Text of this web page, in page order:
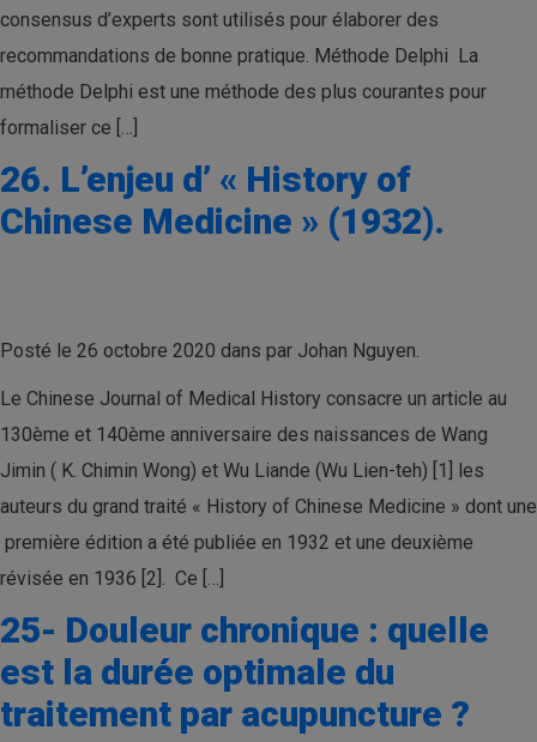
consensus d’experts sont utilisés pour élaborer des
recommandations de bonne pratique. Méthode Delphi La
méthode Delphi est une méthode des plus courantes pour
formaliser ce […]
26. L’enjeu d’ « History of
Chinese Medicine » (1932).
Posté le 26 octobre 2020 dans par Johan Nguyen.
Le Chinese Journal of Medical History consacre un article au
130ème et 140ème anniversaire des naissances de Wang
Jimin ( K. Chimin Wong) et Wu Liande (Wu Lien-teh) [1] les
auteurs du grand traité « History of Chinese Medicine » dont une
première édition a été publiée en 1932 et une deuxième
révisée en 1936 [2]. Ce […]
25- Douleur chronique : quelle
est la durée optimale du
traitement par acupuncture ?